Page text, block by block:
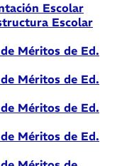
Escolar
Escolar
Méritos de Ed.
Méritos de Ed.
Méritos de Ed.
Méritos de Ed.